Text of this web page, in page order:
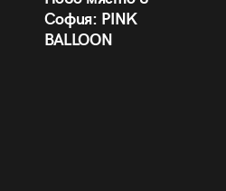
София: PINK
BALLOON